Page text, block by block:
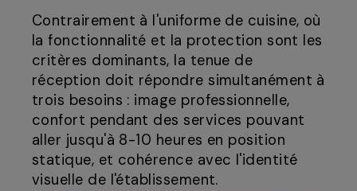
Contrairement à l'uniforme de cuisine, où
la fonctionnalité et la protection sont les
critères dominants, la tenue de
réception doit répondre simultanément à
trois besoins : image professionnelle,
confort pendant des services pouvant
aller jusqu'à 8-10 heures en position
statique, et cohérence avec l'identité
visuelle de l'établissement.